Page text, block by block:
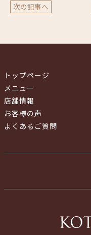
次の記事へ
トップページ
メニュー
店舗情報
お客様の声
よくあるご質問